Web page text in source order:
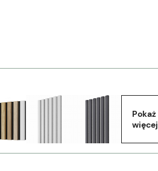
Pokaż
więcej